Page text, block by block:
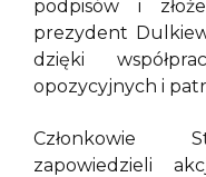
podpisów i
prezydent
dzięki
opozycyjnych i
Członkowie
zapowiedzieli